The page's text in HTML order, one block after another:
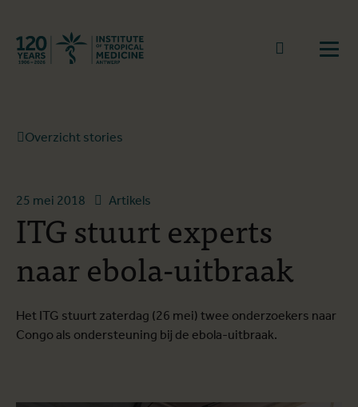
Terug naar start
Naar
Overzicht stories
25 mei 2018 Artikels
ITG stuurt experts
naar ebola-uitbraak
Het ITG stuurt zaterdag (26 mei) twee onderzoekers naar
Congo als ondersteuning bij de ebola-uitbraak.